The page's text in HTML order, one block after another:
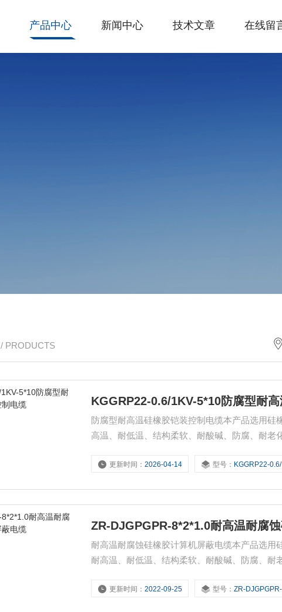
产品中心 新闻中心 技术文章 在线留
/ PRODUCTS
KGGRP22-0.6/1KV-5*10防腐型耐
防腐型耐高温硅橡胶铠装控制电缆本产品选用
高温、耐低温、结构柔软、耐酸碱、防腐、耐老
更新时间：2026-04-14 型号： KGGRP22-0.6/1KV-5*10
ZR-DJGPGPR-8*2*1.0耐高温耐腐
耐高温耐腐蚀硅橡胶计算机屏蔽电缆本产品选
耐高温、耐低温、结构柔软、耐酸碱、防腐、耐
更新时间：2022-09-25 型号：ZR-DJGPGPR-8*2*1.0